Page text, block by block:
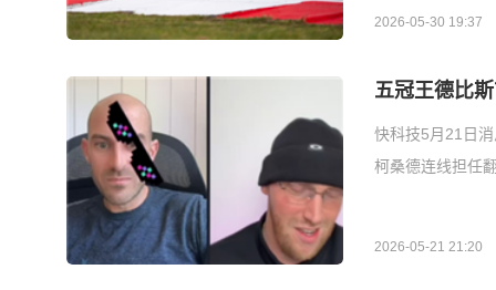
2026-05-30 19:37
五冠王德比
快科技5月21日
柯桑德连线担任
2026-05-21 21:20